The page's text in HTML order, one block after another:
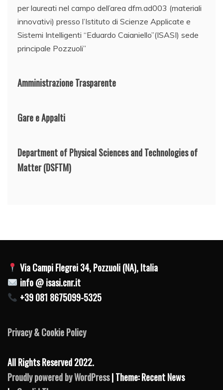
per laureati nel campo dell’area dfm.ad003 (materiali
innovativi) presso l’Istituto di Scienze Applicate e
Sistemi Intelligenti “Eduardo Caianiello”(ISASI) sede
principale Pozzuoli”
Amministrazione Trasparente
Gare e Appalti
Department of Physical Sciences and Technologies of
Matter(DSFTM)
Via Campi Flegrei 34, Pozzuoli (NA), Italia
info @ isasi.cnr.it
+39 081 8675099-5325
Privacy & Cookie Policy
All Rights Reserved 2022.
Proudly powered by WordPress| Theme: Recent News